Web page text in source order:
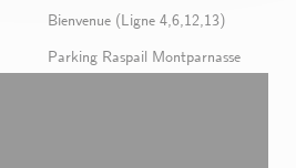
Bienvenue (Ligne 4,6,12,13)
Parking Raspail Montparnasse